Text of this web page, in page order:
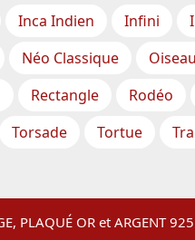
PLAQUÉ OR et ARGENT 925
Inca Indien Infini
Néo Classique Oiseau
Rectangle Rodéo
Torsade Tortue